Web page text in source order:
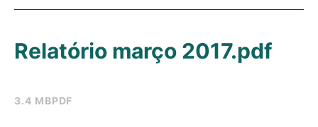
3.4 MBPDF
Relatório março 2017.pdf